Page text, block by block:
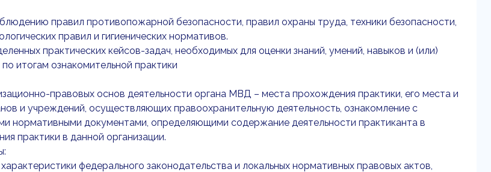
правил противопожарной безопасности, правил охраны труда, техники безопасности,
правил и гигиенических нормативов.
практических кейсов-задач, необходимых для оценки знаний, умений, навыков и (или)
итогам ознакомительной практики
правовых основ деятельности органа МВД – места прохождения практики, его места и
и учреждений, осуществляющих правоохранительную деятельность, ознакомление с
нормативными документами, определяющими содержание деятельности практиканта в
практики в данной организации.
федерального законодательства и локальных нормативных правовых актов,